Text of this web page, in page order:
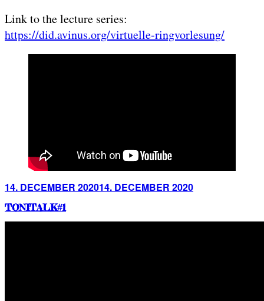
Link to the lecture series:
https://did.avinus.org/virtuelle-ringvorlesung/
Posted
14. DECEMBER 202014. DECEMBER 2020
TONITALK#1